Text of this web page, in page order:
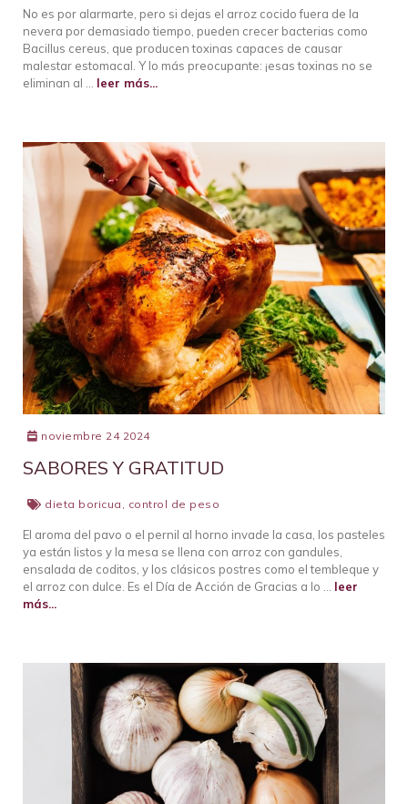
No es por alarmarte, pero si dejas el arroz cocido fuera de la
nevera por demasiado tiempo, pueden crecer bacterias como
Bacillus cereus, que producen toxinas capaces de causar
malestar estomacal. Y lo más preocupante: ¡esas toxinas no se
eliminan al … leer más...
noviembre 24 2024
SABORES Y GRATITUD
dieta boricua control de peso
El aroma del pavo o el pernil al horno invade la casa, los pasteles
ya están listos y la mesa se llena con arroz con gandules,
ensalada de coditos, y los clásicos postres como el tembleque y
el arroz con dulce. Es el Día de Acción de Gracias a lo … leer
más...